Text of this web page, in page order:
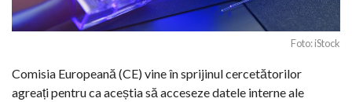
Foto: iStock
Comisia Europeană (CE) vine în sprijinul cercetătorilor
agreați pentru ca aceștia să acceseze datele interne ale